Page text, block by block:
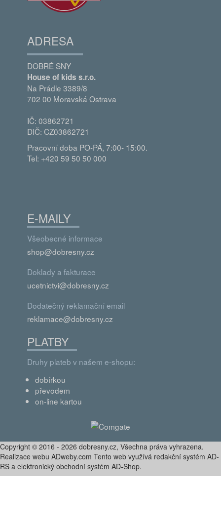
ADRESA
DOBRÉ SNY
House of kids s.r.o.
Na Prádle 3389/8
702 00 Moravská Ostrava
IČ: 03862721
DIČ: CZ03862721
Pracovní doba PO-PÁ, 7:00- 15:00.
Tel: +420 59 50 50 000
E-MAILY
Všeobecné informace
shop@dobresny.cz
Doklady a fakturace
ucetnictvi@dobresny.cz
Dodatečný reklamační email
reklamace@dobresny.cz
PLATBY
Druhy plateb v našem e-shopu:
dobírkou
převodem
on-line kartou
Copyright © 2016 - 2026 dobresny.cz, Všechna práva vyhrazena.
Realizace webu ADweby.com Tento web využívá redakční systém AD-
RS a elektronický obchodní systém AD-Shop.